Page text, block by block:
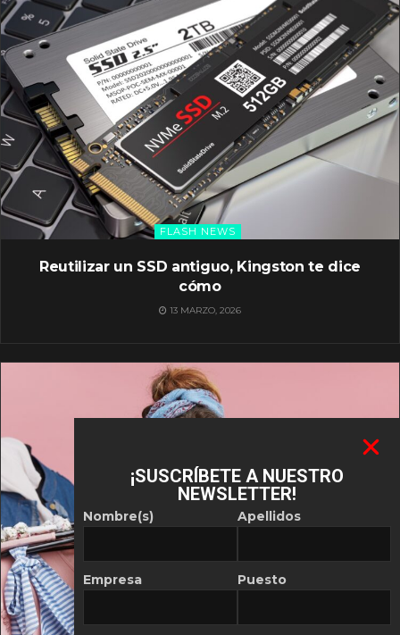
FLASH NEWS
Reutilizar un SSD antiguo, Kingston te dice
cómo
13 MARZO, 2026
¡SUSCRÍBETE A NUESTRO
NEWSLETTER!
Nombre(s)
Empresa
Apellidos
Puesto